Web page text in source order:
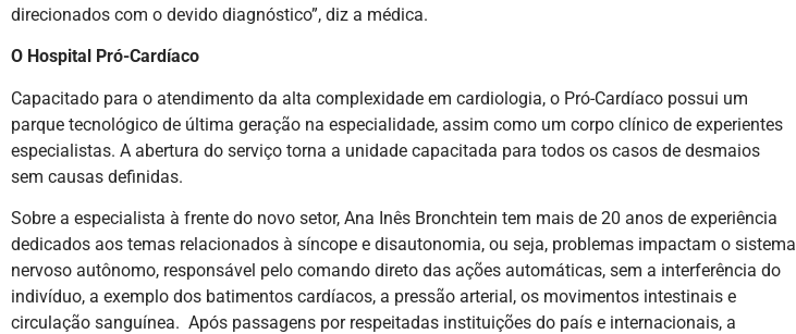
direcionados com o devido diagnóstico”, diz a médica.
O Hospital Pró-Cardíaco
Capacitado para o atendimento da alta complexidade em cardiologia, o Pró-Cardíaco possui um
parque tecnológico de última geração na especialidade, assim como um corpo clínico de experientes
especialistas. A abertura do serviço torna a unidade capacitada para todos os casos de desmaios
sem causas definidas.
Sobre a especialista à frente do novo setor, Ana Inês Bronchtein tem mais de 20 anos de experiência
dedicados aos temas relacionados à síncope e disautonomia, ou seja, problemas impactam o sistema
nervoso autônomo, responsável pelo comando direto das ações automáticas, sem a interferência do
indivíduo, a exemplo dos batimentos cardíacos, a pressão arterial, os movimentos intestinais e
circulação sanguínea. Após passagens por respeitadas instituições do país e internacionais, a